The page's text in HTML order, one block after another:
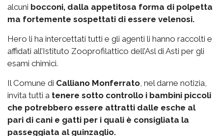
alcuni bocconi, dalla appetitosa forma di polpetta
ma fortemente sospettati di essere velenosi.
Hero li ha intercettati tutti e gli agenti li hanno raccolti e
affidati all’Istituto Zooprofilattico dell’Asl di Asti per gli
esami chimici.
Il Comune di Calliano Monferrato , nel darne notizia,
invita tutti a tenere sotto controllo i bambini piccoli
che potrebbero essere attratti dalle esche al
pari di cani e gatti per i quali è consigliata la
passeggiata al guinzaglio.